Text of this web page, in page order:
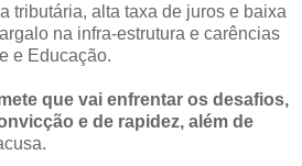
tributária, alta taxa de juros e baixa
na infra-estrutura e carências
e Educação.
que vai enfrentar os desafios,
e de rapidez, além de